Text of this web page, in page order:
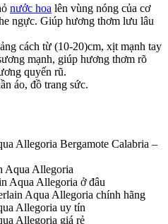
nước hoa lên vùng nóng của cơ
ngực. Giúp hương thơm lưu lâu
cách từ (10-20)cm, xịt mạnh tay
mạnh, giúp hương thơm rõ
quyến rũ.
áo, đồ trang sức.
Allegoria Bergamote Calabria –
Aqua Allegoria
Aqua Allegoria ở đâu
Aqua Allegoria chính hãng
Allegoria uy tín
Allegoria giá rẻ